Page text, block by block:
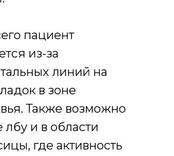
пациент
из-за
линий на
в зоне
Также возможно
лбу и в области
где активность